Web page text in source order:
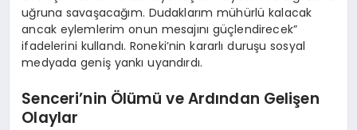
uğruna savaşacağım. Dudaklarım mühürlü kalacak
ancak eylemlerim onun mesajını güçlendirecek”
ifadelerini kullandı. Roneki’nin kararlı duruşu sosyal
medyada geniş yankı uyandırdı.
Senceri’nin Ölümü ve Ardından Gelişen
Olaylar